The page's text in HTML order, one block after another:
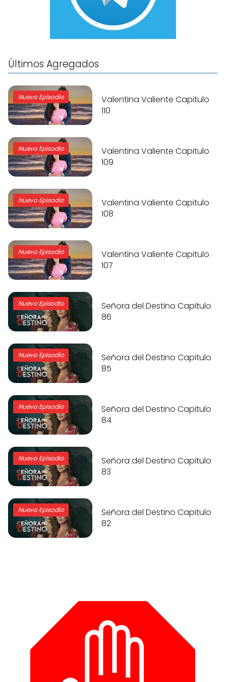
Últimos Agregados
Nuevo Episodio
Valentina Valiente Capitulo
110
Nuevo Episodio
Valentina Valiente Capitulo
109
Nuevo Episodio
Valentina Valiente Capitulo
108
Nuevo Episodio
Valentina Valiente Capitulo
107
Nuevo Episodio
Señora del Destino Capitulo
86
Nuevo Episodio
Señora del Destino Capitulo
85
Nuevo Episodio
Señora del Destino Capitulo
84
Nuevo Episodio
Señora del Destino Capitulo
83
Nuevo Episodio
Señora del Destino Capitulo
82